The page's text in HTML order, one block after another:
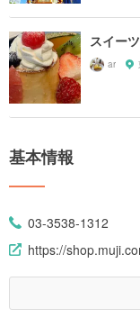
スイー
ar
基本情報
03-3538-1312
https://